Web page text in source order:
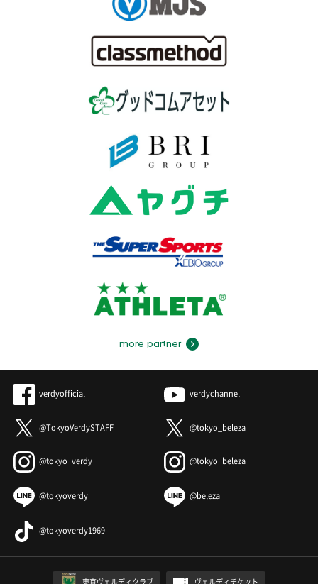
more partner
verdyofficial verdychannel
@TokyoVerdySTAFF @tokyo_beleza
@tokyo_verdy @tokyo_beleza
@tokyoverdy @beleza
@tokyoverdy1969
東京ヴェルディクラブ ヴェルディチケット